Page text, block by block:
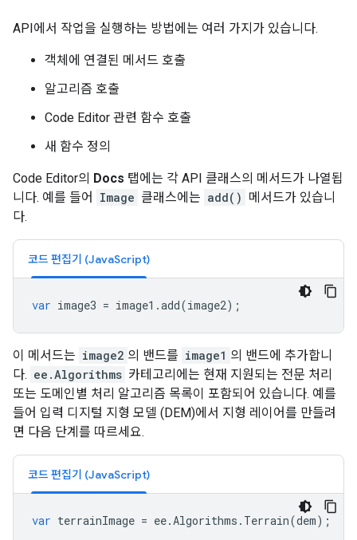
API에서 작업을 실행하는 방법에는 여러 가지가 있습니다.
객체에 연결된 메서드 호출
알고리즘 호출
Code Editor 관련 함수 호출
새 함수 정의
Code Editor의 Docs 탭에는 각 API 클래스의 메서드가 나열됩
니다. 예를 들어
Image 클래스에는 add() 메서드가 있습니
다.
코드 편집기 (JavaScript)
var image3 = image1 .add(image2);
이 메서드는 image2 의 밴드를 image1 의 밴드에 추가합니
다. ee.Algorithms 카테고리에는 현재 지원되는 전문 처리
또는 도메인별 처리 알고리즘 목록이 포함되어 있습니다. 예를
들어 입력 디지털 지형 모델 (DEM)에서 지형 레이어를 만들려
면 다음 단계를 따르세요.
코드 편집기 (JavaScript)
var terrainImage = ee.Algorithms . Terrain(dem);